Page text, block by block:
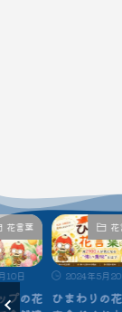
花言葉
10日
プの花
花
2024年5月20
ひまわりの